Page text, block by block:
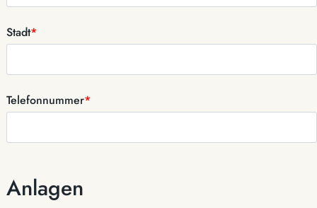
Stadt*
Telefonnummer*
Anlagen